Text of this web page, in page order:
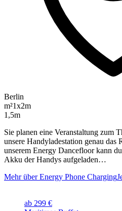
Berlin
m²1x2m
1,5m
Sie planen eine Veranstaltung zum
unsere Handyladestation genau
unserem Energy Dancefloor kann
Akku der Handys aufgeladen…
Mehr über Energy Phone Charging
ab 299 €